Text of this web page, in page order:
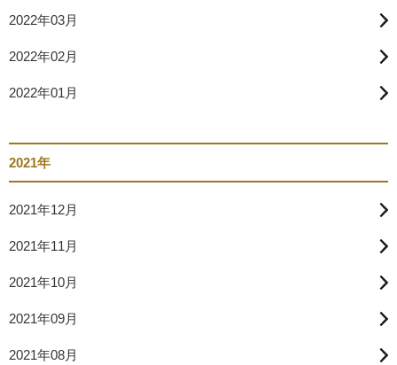
2022年03月
2022年02月
2022年01月
2021年
2021年12月
2021年11月
2021年10月
2021年09月
2021年08月